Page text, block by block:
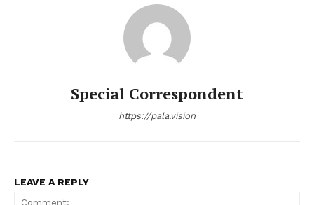
Special Correspondent
https://pala.vision
LEAVE A REPLY